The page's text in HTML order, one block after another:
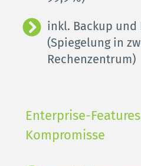
inkl. Backup und
(Spiegelung in
Rechenzentrum)
Enterprise-
Kompromisse